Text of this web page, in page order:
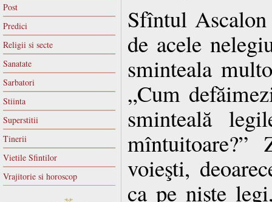
Post
Predici
Religii si secte
Sanatate
Sarbatori
Stiinta
Superstitii
Tinerii
Vietile Sfintilor
Vrajitorie si horoscop
Sfîntul
de acele
sminteala
„Cum
sminteală
voieşti,
ca pe nişte